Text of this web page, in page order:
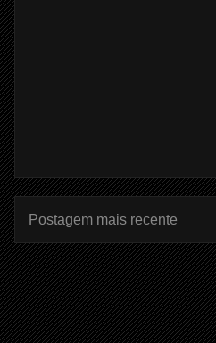
Postagem mais recente